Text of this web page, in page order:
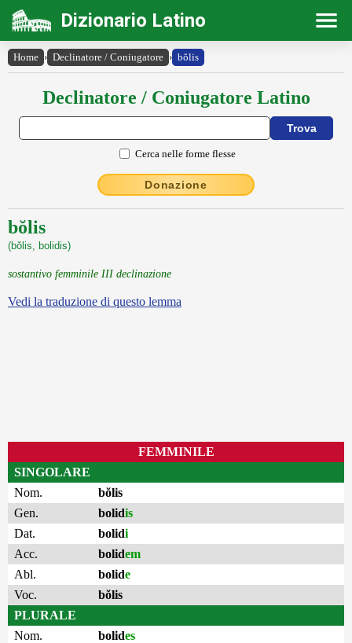
Dizionario Latino
Home › Declinatore / Coniugatore › bŏlis
Declinatore / Coniugatore Latino
Cerca nelle forme flesse
Donazione
bŏlis
(bŏlis, bolidis)
sostantivo femminile III declinazione
Vedi la traduzione di questo lemma
FEMMINILE
SINGOLARE
Nom.
bŏlis
Gen.
bolidis
Dat.
bolidi
Acc.
bolidem
Abl.
bolide
Voc.
bŏlis
PLURALE
Nom.
bolides